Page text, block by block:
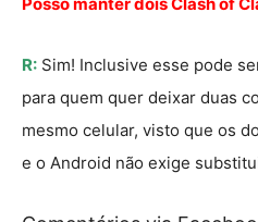
Posso manter dois Clash of
R: Sim! Inclusive esse pode
para quem quer deixar duas
mesmo celular, visto que os
e o Android não exige